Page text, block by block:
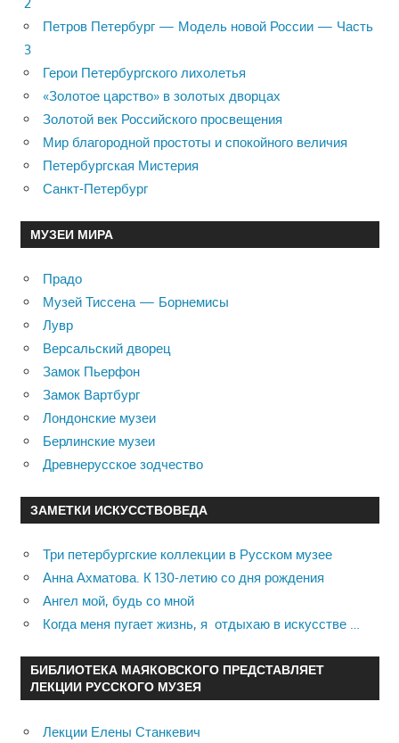
Петров Петербург — Модель новой России — Часть
3
Герои Петербургского лихолетья
«Золотое царство» в золотых дворцах
Золотой век Российского просвещения
Мир благородной простоты и спокойного величия
Петербургская Мистерия
Санкт-Петербург
МУЗЕИ МИРА
Прадо
Музей Тиссена — Борнемисы
Лувр
Версальский дворец
Замок Пьерфон
Замок Вартбург
Лондонские музеи
Берлинские музеи
Древнерусское зодчество
ЗАМЕТКИ ИСКУССТВОВЕДА
Три петербургские коллекции в Русском музее
Анна Ахматова. К 130-летию со дня рождения
Ангел мой, будь со мной
Когда меня пугает жизнь, я отдыхаю в искусстве …
БИБЛИОТЕКА МАЯКОВСКОГО ПРЕДСТАВЛЯЕТ
ЛЕКЦИИ РУССКОГО МУЗЕЯ
Лекции Елены Станкевич